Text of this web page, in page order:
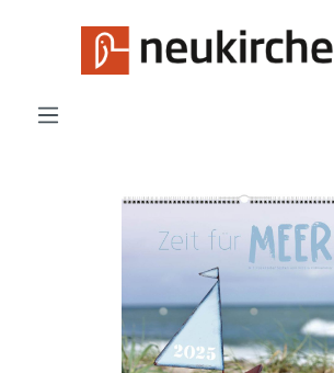
Zum Hauptinhalt springen
Bildergalerie überspringen